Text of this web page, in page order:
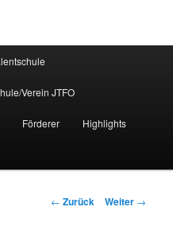
Verein JTFO
Förderer Highlights
Beitrags-
← Zurück Weiter →